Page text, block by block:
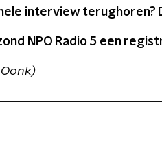
interview terughoren?
NPO Radio 5 een